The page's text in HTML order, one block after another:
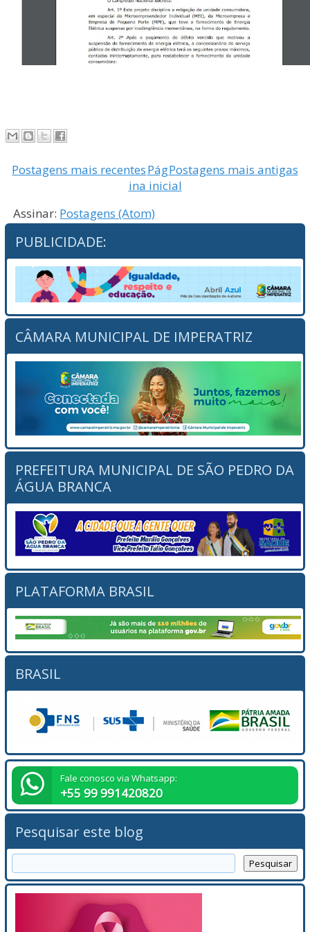
Postagens mais recentes Postagens mais antigas
Pág
ina inicial
Assinar: Postagens (Atom)
PUBLICIDADE:
CÂMARA MUNICIPAL DE IMPERATRIZ
PREFEITURA MUNICIPAL DE SÃO PEDRO DA
ÁGUA BRANCA
PLATAFORMA BRASIL
BRASIL
Fale conosco via Whatsapp:
+55 99 991420820
Pesquisar este blog